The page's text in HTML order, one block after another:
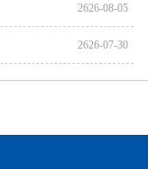
2626-08-05
2626-07-30